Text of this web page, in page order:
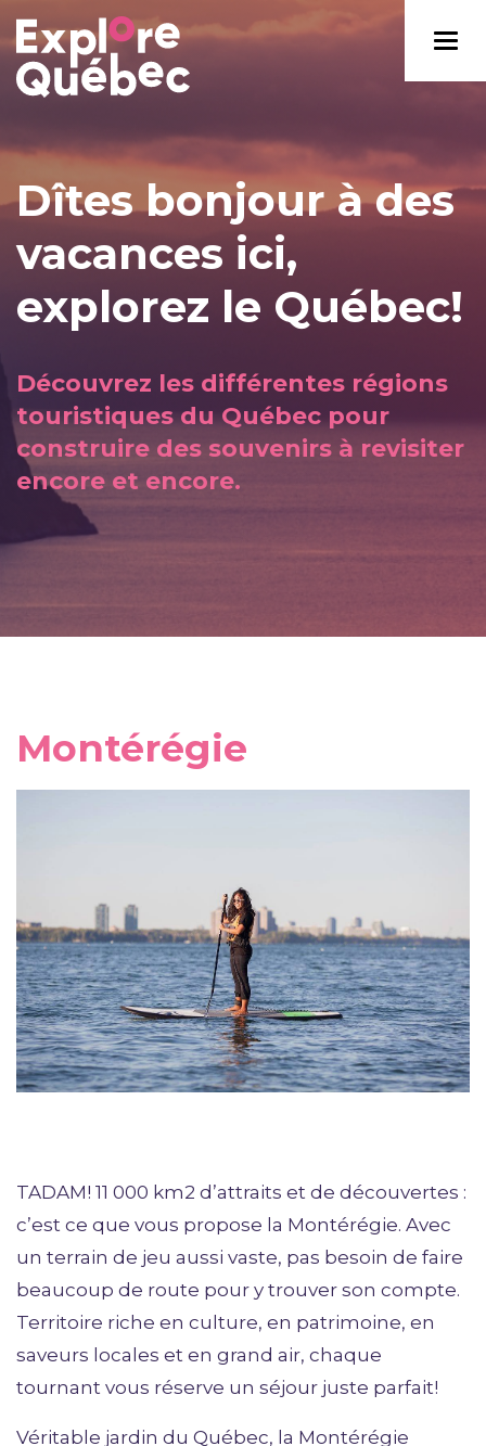
Dîtes bonjour à des
vacances ici,
explorez le Québec!
Découvrez les différentes régions
touristiques du Québec pour
construire des souvenirs à revisiter
encore et encore.
Montérégie
TADAM! 11 000 km2 d’attraits et de découvertes :
c’est ce que vous propose la Montérégie. Avec
un terrain de jeu aussi vaste, pas besoin de faire
beaucoup de route pour y trouver son compte.
Territoire riche en culture, en patrimoine, en
saveurs locales et en grand air, chaque
tournant vous réserve un séjour juste parfait!
Véritable jardin du Québec, la Montérégie